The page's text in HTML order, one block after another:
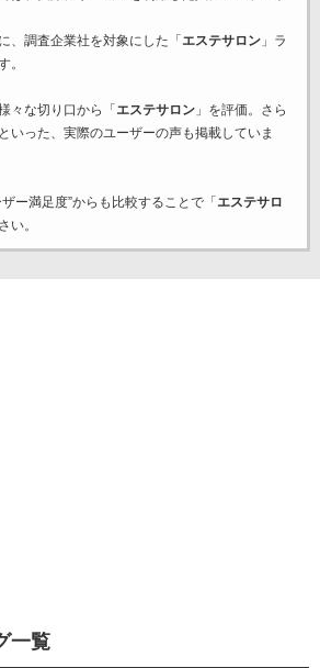
、調査企業社を対象にした「 エステサロン」ラ
。
々な切り口から「 エステサロン」を評価。さら
いった、実際のユーザーの声も掲載していま
ー満足度”からも比較することで「 エステサロ
い。
一覧